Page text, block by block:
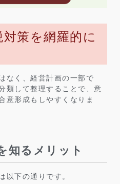
策を網羅的に
なく、経営計画の一部で
類して整理することで、意
意形成もしやすくなりま
知るメリット
以下の通りです。